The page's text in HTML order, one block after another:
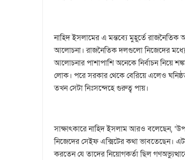
নাহিদ ইসলামের এ মন্তব্যে মুহূর্তে
আলোচনা। রাজনৈতিক দলগুলো নিজেদের মধ্যে
আলোচনার পাশাপাশি অনেকে নির্বাচন নিয়ে
লোক। পরে সরকার থেকে বেরিয়ে এলেও
তখন সেটা নিঃসন্দেহে গুরুত্ব পায়।
সাক্ষাৎকারে নাহিদ ইসলাম আরও বলেছেন,
নিজেদের সেইফ এক্সিটের কথা ভাবতেছেন।
করতেন যে তাদের নিয়োগকর্তা ছিল